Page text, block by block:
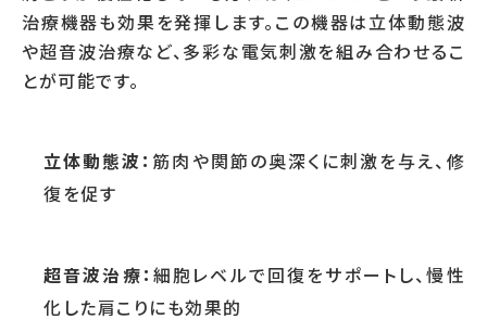
治療機器も効果を発揮します。この機器は立体動態波
や超音波治療など、多彩な電気刺激を組み合わせるこ
とが可能です。
立体動態波： 筋肉や関節の奥深くに刺激を与え、修
復を促す
超音波治療： 細胞レベルで回復をサポートし、慢性
化した肩こりにも効果的